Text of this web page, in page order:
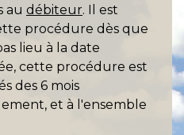
au débiteur. Il est
procédure dès que
lieu à la date
cette procédure est
des 6 mois
et à l'ensemble